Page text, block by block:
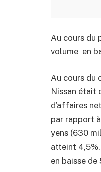
Au cours du
volume en
Au cours du
Nissan était
d’affaires
par rapport
yens (630
atteint 4,5%.
en baisse de